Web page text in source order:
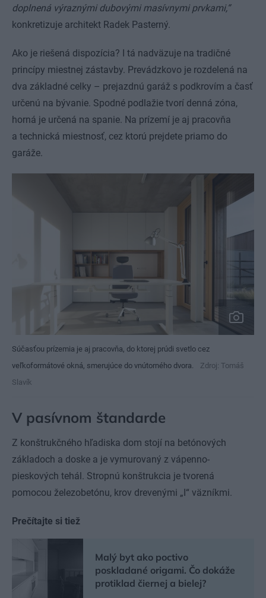
doplnená výraznými dubovými masívnymi prvkami,“
konkretizuje architekt Radek Pasterný.
Ako je riešená dispozícia? I tá nadväzuje na tradičné
princípy miestnej zástavby. Prevádzkovo je rozdelená na
dva základné celky – prejazdnú garáž s podkrovím a časť
určenú na bývanie. Spodné podlažie tvorí denná zóna,
horná je určená na spanie. Na prízemí je aj pracovňa
a technická miestnosť, cez ktorú prejdete priamo do
garáže.
Súčasťou prízemia je aj pracovňa, do ktorej prúdi svetlo cez
veľkoformátové okná, smerujúce do vnútorného dvora.
Zdroj: Tomáš
Slavík
V pasívnom štandarde
Z konštrukčného hľadiska dom stojí na betónových
základoch a doske a je vymurovaný z vápenno-
pieskových tehál. Stropnú konštrukcia je tvorená
pomocou železobetónu, krov drevenými „I“ väzníkmi.
Prečítajte si tiež
Malý byt ako poctivo
poskladané origami. Čo dokáže
protiklad čiernej a bielej?